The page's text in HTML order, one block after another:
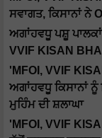
ਸਵਾਗਤ, ਕਿਸਾਨਾਂ ਨੇ
ਅਗਾਂਹਵਧੂ ਪਸ਼ੂ
VVIF KISAN
'MFOI, VVIF
ਅਗਾਂਹਵਧੂ ਕਿਸਾਨਾਂ
ਮੁਹਿੰਮ ਦੀ ਸ਼ਲਾਘਾ
'MFOI, VVIF